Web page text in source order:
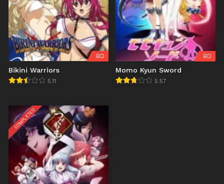
BD
Bikini Warriors
5.11
BD
Momo Kyun Sword
5.57
COMPLETED